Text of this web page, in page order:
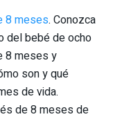
8 meses. Conozca
del bebé de ocho
8 meses y
son y qué
de vida.
de 8 meses de